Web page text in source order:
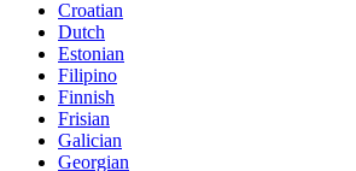
Croatian
Dutch
Estonian
Filipino
Finnish
Frisian
Galician
Georgian